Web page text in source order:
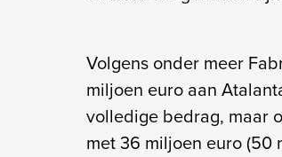
Volgens onder meer
miljoen euro aan
volledige bedrag, maar
met 36 miljoen euro (50